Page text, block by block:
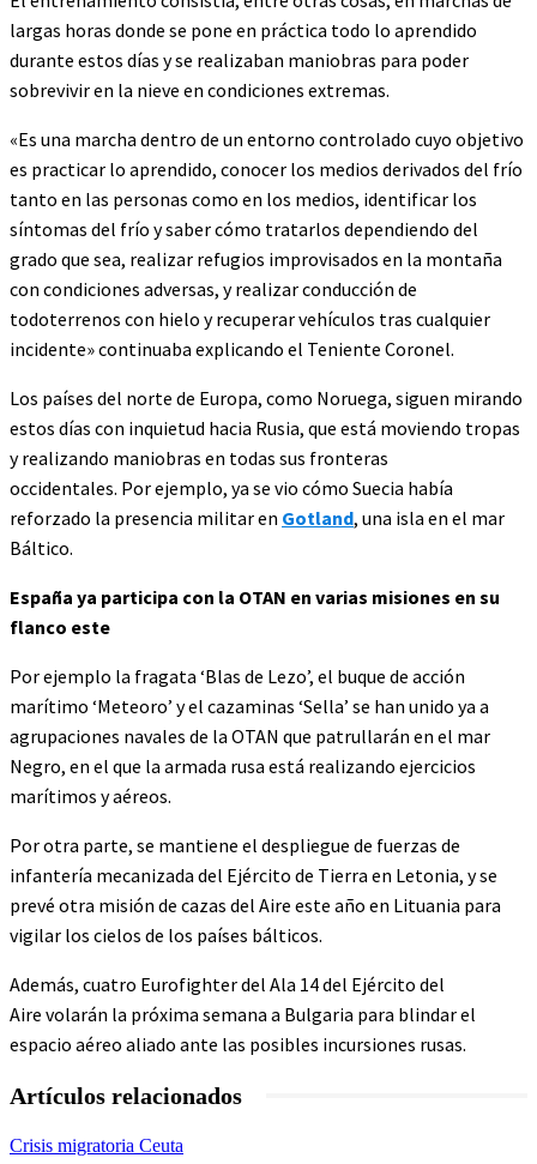
largas horas donde se pone en práctica todo lo aprendido
durante estos días y se realizaban maniobras para poder
sobrevivir en la nieve en condiciones extremas.
«Es una marcha dentro de un entorno controlado cuyo objetivo
es practicar lo aprendido, conocer los medios derivados del frío
tanto en las personas como en los medios, identificar los
síntomas del frío y saber cómo tratarlos dependiendo del
grado que sea, realizar refugios improvisados en la montaña
con condiciones adversas, y realizar conducción de
todoterrenos con hielo y recuperar vehículos tras cualquier
incidente» continuaba explicando el Teniente Coronel.
Los países del norte de Europa, como Noruega, siguen mirando
estos días con inquietud hacia Rusia, que está moviendo tropas
y realizando maniobras en todas sus fronteras
occidentales. Por ejemplo, ya se vio cómo Suecia había
reforzado la presencia militar en Gotland, una isla en el mar
Báltico.
España ya participa con la OTAN en varias misiones en su
flanco este
Por ejemplo la fragata ‘Blas de Lezo’, el buque de acción
marítimo ‘Meteoro’ y el cazaminas ‘Sella’ se han unido ya a
agrupaciones navales de la OTAN que patrullarán en el mar
Negro, en el que la armada rusa está realizando ejercicios
marítimos y aéreos.
Por otra parte, se mantiene el despliegue de fuerzas de
infantería mecanizada del Ejército de Tierra en Letonia, y se
prevé otra misión de cazas del Aire este año en Lituania para
vigilar los cielos de los países bálticos.
Además, cuatro Eurofighter del Ala 14 del Ejército del
Aire volarán la próxima semana a Bulgaria para blindar el
espacio aéreo aliado ante las posibles incursiones rusas.
Artículos relacionados
Crisis migratoria Ceuta